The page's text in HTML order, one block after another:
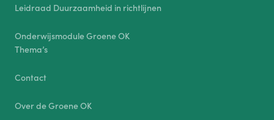
Leidraad Duurzaamheid in richtlijnen
Onderwijsmodule Groene OK
Thema’s
Contact
Over de Groene OK